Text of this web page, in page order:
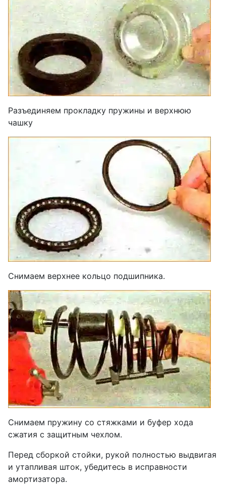
Разъединяем прокладку пружины и верхнюю
чашку
Снимаем верхнее кольцо подшипника.
Снимаем пружину со стяжками и буфер хода
сжатия с защитным чехлом.
Перед сборкой стойки, рукой полностью выдвигая
и утапливая шток, убедитесь в исправности
амортизатора.